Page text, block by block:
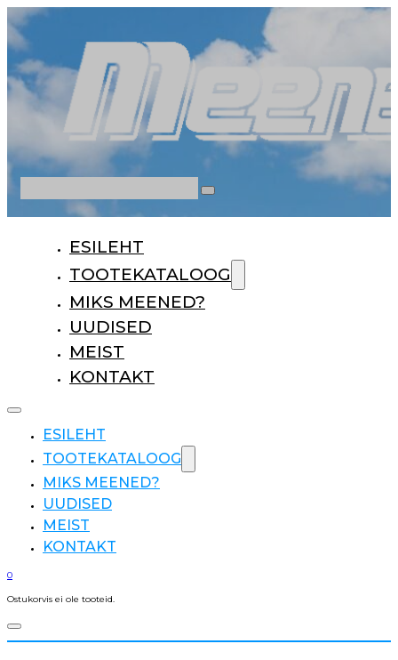
ESILEHT
TOOTEKATALOOG
MIKS MEENED?
UUDISED
MEIST
KONTAKT
ESILEHT
TOOTEKATALOOG
MIKS MEENED?
UUDISED
MEIST
KONTAKT
0
Ostukorvis ei ole tooteid.